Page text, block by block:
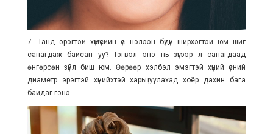
7. Танд эрэгтэй хүмүүсийн үс нэлээн бүдүүн ширхэгтэй юм шиг
санагдаж байсан уу? Тэгвэл энэ нь зүгээр л санагдаад
өнгөрсөн зүйл биш юм. Өөрөөр хэлбэл эмэгтэй хүний үсний
диаметр эрэгтэй хүнийхтэй харьцуулахад хоёр дахин бага
байдаг гэнэ.